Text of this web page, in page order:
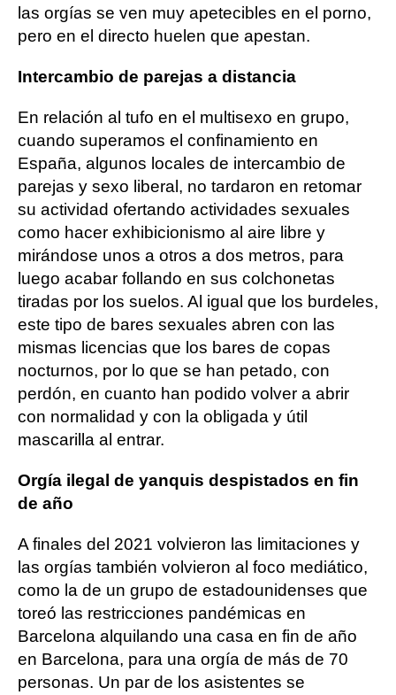
las orgías se ven muy apetecibles en el porno,
pero en el directo huelen que apestan.
Intercambio de parejas a distancia
En relación al tufo en el multisexo en grupo,
cuando superamos el confinamiento en
España, algunos locales de intercambio de
parejas y sexo liberal, no tardaron en retomar
su actividad ofertando actividades sexuales
como hacer exhibicionismo al aire libre y
mirándose unos a otros a dos metros, para
luego acabar follando en sus colchonetas
tiradas por los suelos. Al igual que los burdeles,
este tipo de bares sexuales abren con las
mismas licencias que los bares de copas
nocturnos, por lo que se han petado, con
perdón, en cuanto han podido volver a abrir
con normalidad y con la obligada y útil
mascarilla al entrar.
Orgía ilegal de yanquis despistados en fin
de año
A finales del 2021 volvieron las limitaciones y
las orgías también volvieron al foco mediático,
como la de un grupo de estadounidenses que
toreó las restricciones pandémicas en
Barcelona alquilando una casa en fin de año
en Barcelona, para una orgía de más de 70
personas. Un par de los asistentes se